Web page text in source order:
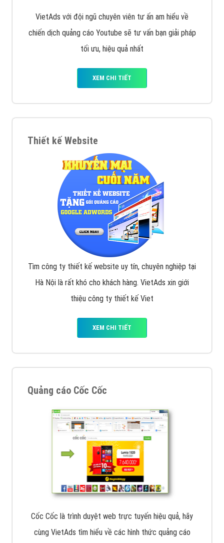
VietAds với đội ngũ chuyên viên tư ấn am hiểu về
chiến dịch quảng cáo Youtube sẽ tư vấn bạn giải pháp
tối ưu, hiệu quả nhất
XEM CHI TIẾT
Thiết kế Website
Tìm công ty thiết kế website uy tín, chuyên nghiệp tại
Hà Nội là rất khó cho khách hàng. VietAds xin giới
thiệu công ty thiết kế Viet
XEM CHI TIẾT
Quảng cáo Cốc Cốc
Cốc Cốc là trình duyệt web trực tuyến hiệu quả, hãy
cùng VietAds tìm hiểu về các hình thức quảng cáo